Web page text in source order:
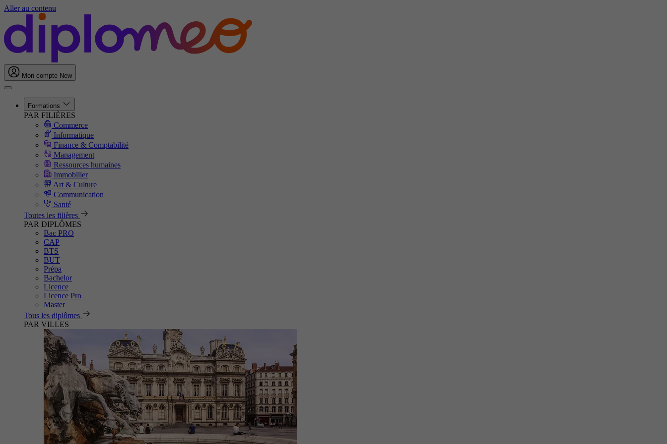
Aller au contenu
Mon compte New
Formations
PAR FILIÈRES
Commerce
Informatique
Finance & Comptabilité
Management
Ressources humaines
Immobilier
Art & Culture
Communication
Santé
Toutes les filières
PAR DIPLÔMES
Bac PRO
CAP
BTS
BUT
Prépa
Bachelor
Licence
Licence Pro
Master
Tous les diplômes
PAR VILLES